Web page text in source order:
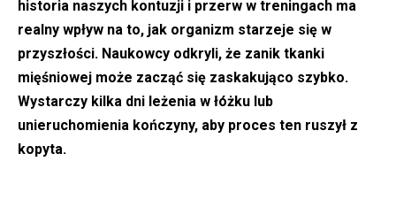
historia naszych kontuzji i przerw w treningach ma
realny wpływ na to, jak organizm starzeje się w
przyszłości. Naukowcy odkryli, że zanik tkanki
mięśniowej może zacząć się zaskakująco szybko.
Wystarczy kilka dni leżenia w łóżku lub
unieruchomienia kończyny, aby proces ten ruszył z
kopyta.